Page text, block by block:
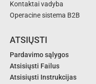
Kontaktai vadyba
Operacine sistema B2B
ATSIŲSTI
Pardavimo sąlygos
Atsisiųsti Failus
Atsisiųsti Instrukcijas